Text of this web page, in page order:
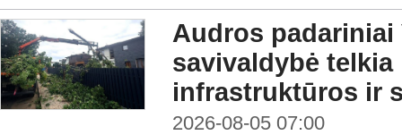
Audros
savivaldybė telkia
infrastruktūros ir
2026-08-05 07:00